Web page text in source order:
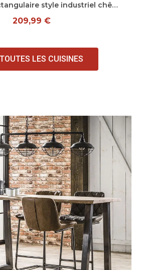
Aperçu rapide Table basse rectangulaire style industriel chêne foncé Clémentine
209,99 €
LES CUISINES